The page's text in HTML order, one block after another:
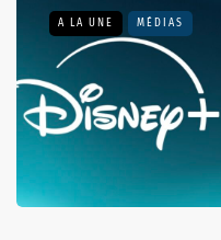
A LA UNE MÉDIAS